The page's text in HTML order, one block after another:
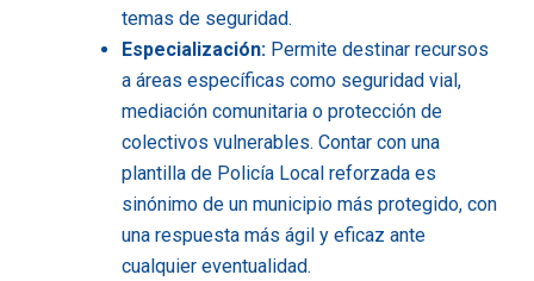
temas de seguridad.
Especialización: Permite destinar recursos
a áreas específicas como seguridad vial,
mediación comunitaria o protección de
colectivos vulnerables. Contar con una
plantilla de Policía Local reforzada es
sinónimo de un municipio más protegido, con
una respuesta más ágil y eficaz ante
cualquier eventualidad.